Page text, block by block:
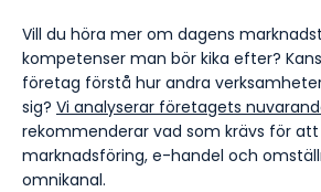
Vill du höra mer om dagens
kompetenser man bör kika efter?
företag förstå hur andra
sig? Vi analyserar företagets
rekommenderar vad som krävs för
marknadsföring, e-handel och
omnikanal.